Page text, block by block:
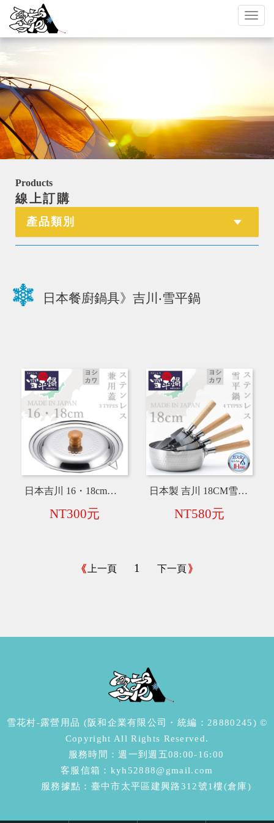
Toggle
Products
線上訂購
產品類別
日本餐廚鍋具》吉川‧雪平鍋
日本吉川 16・18cm雪平鍋兼用蓋
NT300元
日本製 吉川 18CM雪平鍋 不鏽鋼鍋具 日本好評銷售 必備鍋具 YH6752
NT580元
上一頁 1 下一頁
雪花村-露營用品 (阪和企業有限公司・統編：28880245) ©
Copyright All Rights Reserved.
服務時間：週一到週五08:00-16:00
客服信箱：kyh52888@gmail.com
服務據點：臺中市太平區建興路312號1樓(倉庫)